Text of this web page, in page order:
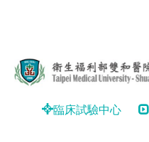
臨床試驗中心